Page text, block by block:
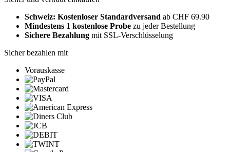
Schweiz: Kostenloser Standardversand ab CHF 69.90
Mindestens 1 kostenlose Probe zu jeder Bestellung
Sichere Bezahlung mit SSL-Verschlüsselung
Sicher bezahlen mit
Vorauskasse